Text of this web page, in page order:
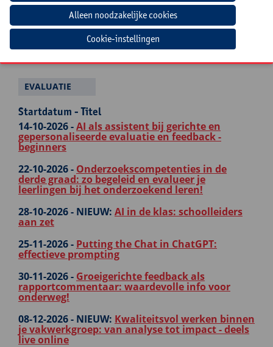
uitdagende manier
NIEUW: Hoe verloopt leren in het
brein? Met een evidence-informed klaspraktijk
EVALUATIE
Startdatum - Titel
14-10-2026 -AI als assistent bij gerichte en
gepersonaliseerde evaluatie en feedback -
beginners
22-10-2026 - Onderzoekscompetenties in de
derde graad: zo begeleid en evalueer je
leerlingen bij het onderzoekend leren!
28-10-2026 - NIEUW: AI in de klas: schoolleiders
aan zet
25-11-2026 - Putting the Chat in ChatGPT:
effectieve prompting
30-11-2026 - Groeigerichte feedback als
rapportcommentaar: waardevolle info voor
onderweg!
08-12-2026 - NIEUW: Kwaliteitsvol werken binnen
je vakwerkgroep: van analyse tot impact - deels
live online
Cookie-instellingen